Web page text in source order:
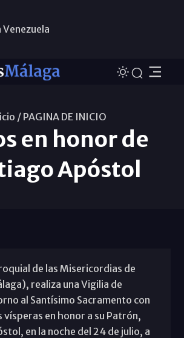
Venezuela
/ PAGINA DE INICIO
en honor de
Apóstol
de las Misericordias de
realiza una Vigilia de
al Santísimo Sacramento con
vísperas en honor a su Patrón,
en la noche del 24 de julio, a